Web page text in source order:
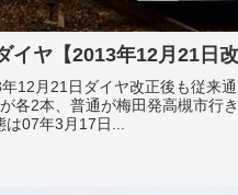
ヤ【2013年12月21日改
12月21日ダイヤ改正後も従来
各2本、普通が梅田発高槻市行
07年3月17日...